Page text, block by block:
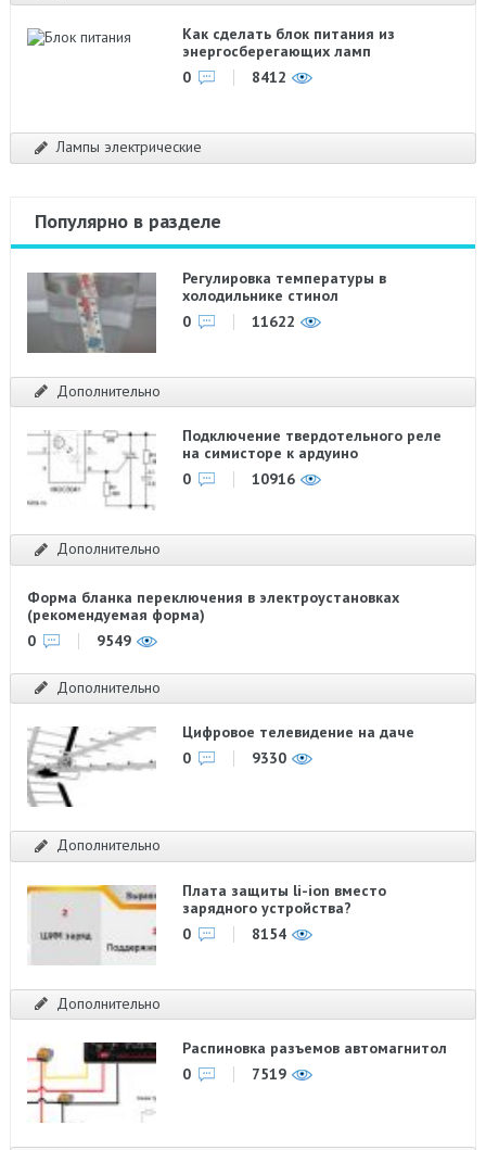
Как сделать блок питания из
энергосберегающих ламп
0
8412
Лампы электрические
Популярно в разделе
Регулировка температуры в
холодильнике стинол
0
11622
Дополнительно
Подключение твердотельного реле
на симисторе к ардуино
0
10916
Дополнительно
Форма бланка переключения в электроустановках
(рекомендуемая форма)
0
9549
Дополнительно
Цифровое телевидение на даче
0
9330
Дополнительно
Плата защиты li-ion вместо
зарядного устройства?
0
8154
Дополнительно
Распиновка разъемов автомагнитол
0
7519